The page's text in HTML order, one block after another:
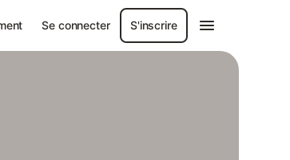
Se connecter S'inscrire